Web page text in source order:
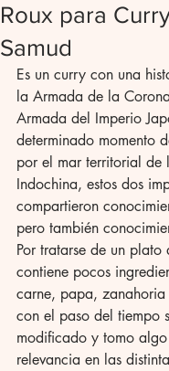
Roux para
Samud
Es un curry con una
la Armada de la
Armada del Imperio
determinado momento
por el mar territorial de
Indochina, estos dos
compartieron
pero también
Por tratarse de un plato
contiene pocos
carne, papa,
con el paso del tiempo
modificado y tomo
relevancia en las